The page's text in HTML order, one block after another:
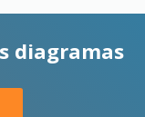
diagramas